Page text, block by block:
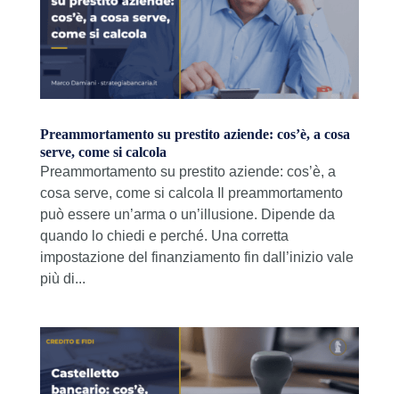
Preammortamento su prestito aziende: cos’è, a cosa
serve, come si calcola
Preammortamento su prestito aziende: cos’è, a
cosa serve, come si calcola Il preammortamento
può essere un’arma o un’illusione. Dipende da
quando lo chiedi e perché. Una corretta
impostazione del finanziamento fin dall’inizio vale
più di...